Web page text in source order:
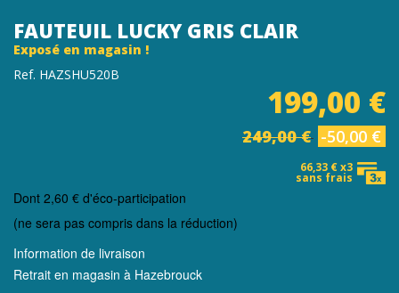
FAUTEUIL LUCKY GRIS CLAIR
Exposé en magasin !
Ref. HAZSHU520B
199,00 €
249,00 € -50,00 €
66,33 € x3
sans frais
Dont 2,60 € d'éco-participation
(ne sera pas compris dans la réduction)
Information de livraison
Retrait en magasin à Hazebrouck